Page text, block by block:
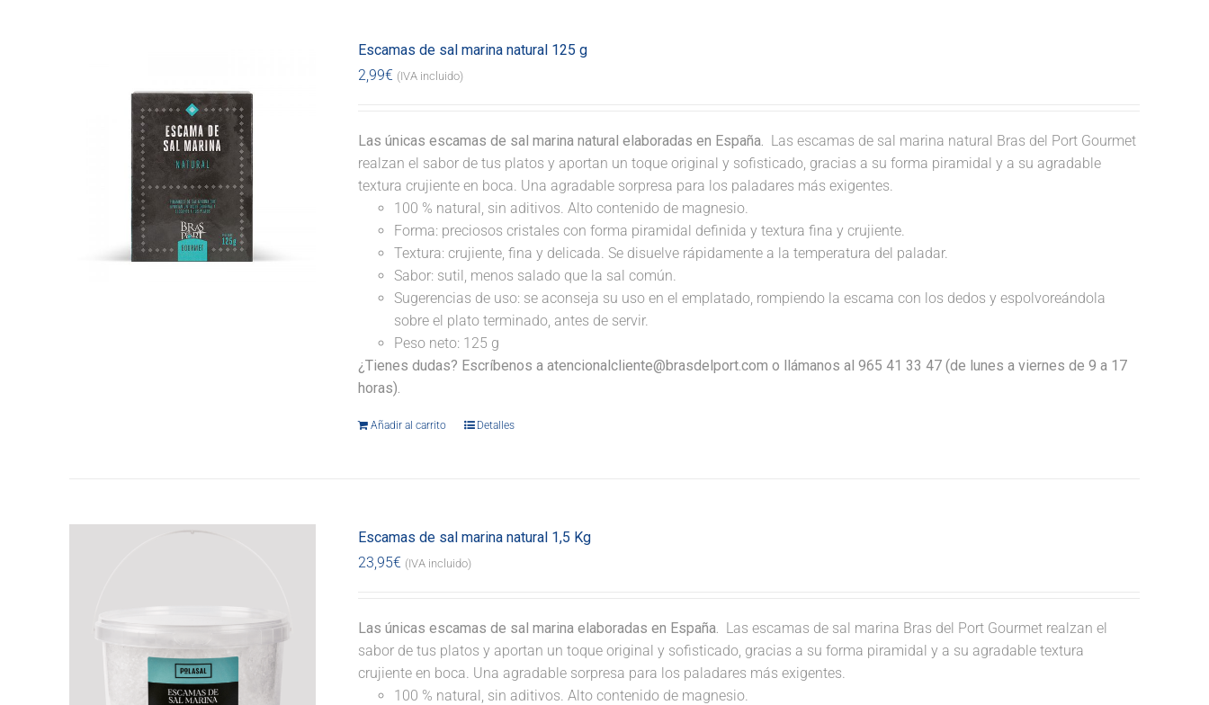
Escamas de sal marina natural 125 g
2,99€ (IVA incluido)
Las únicas escamas de sal marina natural elaboradas en España.
Las escamas de sal marina natural Bras del Port Gourmet
realzan el sabor de tus platos y aportan un toque original y sofisticado, gracias a su forma piramidal y a su agradable
textura crujiente en boca. Una agradable sorpresa para los paladares más exigentes.
100 % natural, sin aditivos. Alto contenido de magnesio.
Forma: preciosos cristales con forma piramidal definida y textura fina y crujiente.
Textura: crujiente, fina y delicada. Se disuelve rápidamente a la temperatura del paladar.
Sabor: sutil, menos salado que la sal común.
Sugerencias de uso: se aconseja su uso en el emplatado, rompiendo la escama con los dedos y espolvoreándola
sobre el plato terminado, antes de servir.
Peso neto: 125 g
¿Tienes dudas? Escríbenos a atencionalcliente@brasdelport.com o llámanos al 965 41 33 47 (de lunes a viernes de 9 a 17
horas).
Añadir al carrito Detalles
Escamas de sal marina natural 1,5 Kg
23,95€ (IVA incluido)
Las únicas escamas de sal marina elaboradas en España.
Las escamas de sal marina Bras del Port Gourmet realzan el
sabor de tus platos y aportan un toque original y sofisticado, gracias a su forma piramidal y a su agradable textura
crujiente en boca. Una agradable sorpresa para los paladares más exigentes.
100 % natural, sin aditivos. Alto contenido de magnesio.